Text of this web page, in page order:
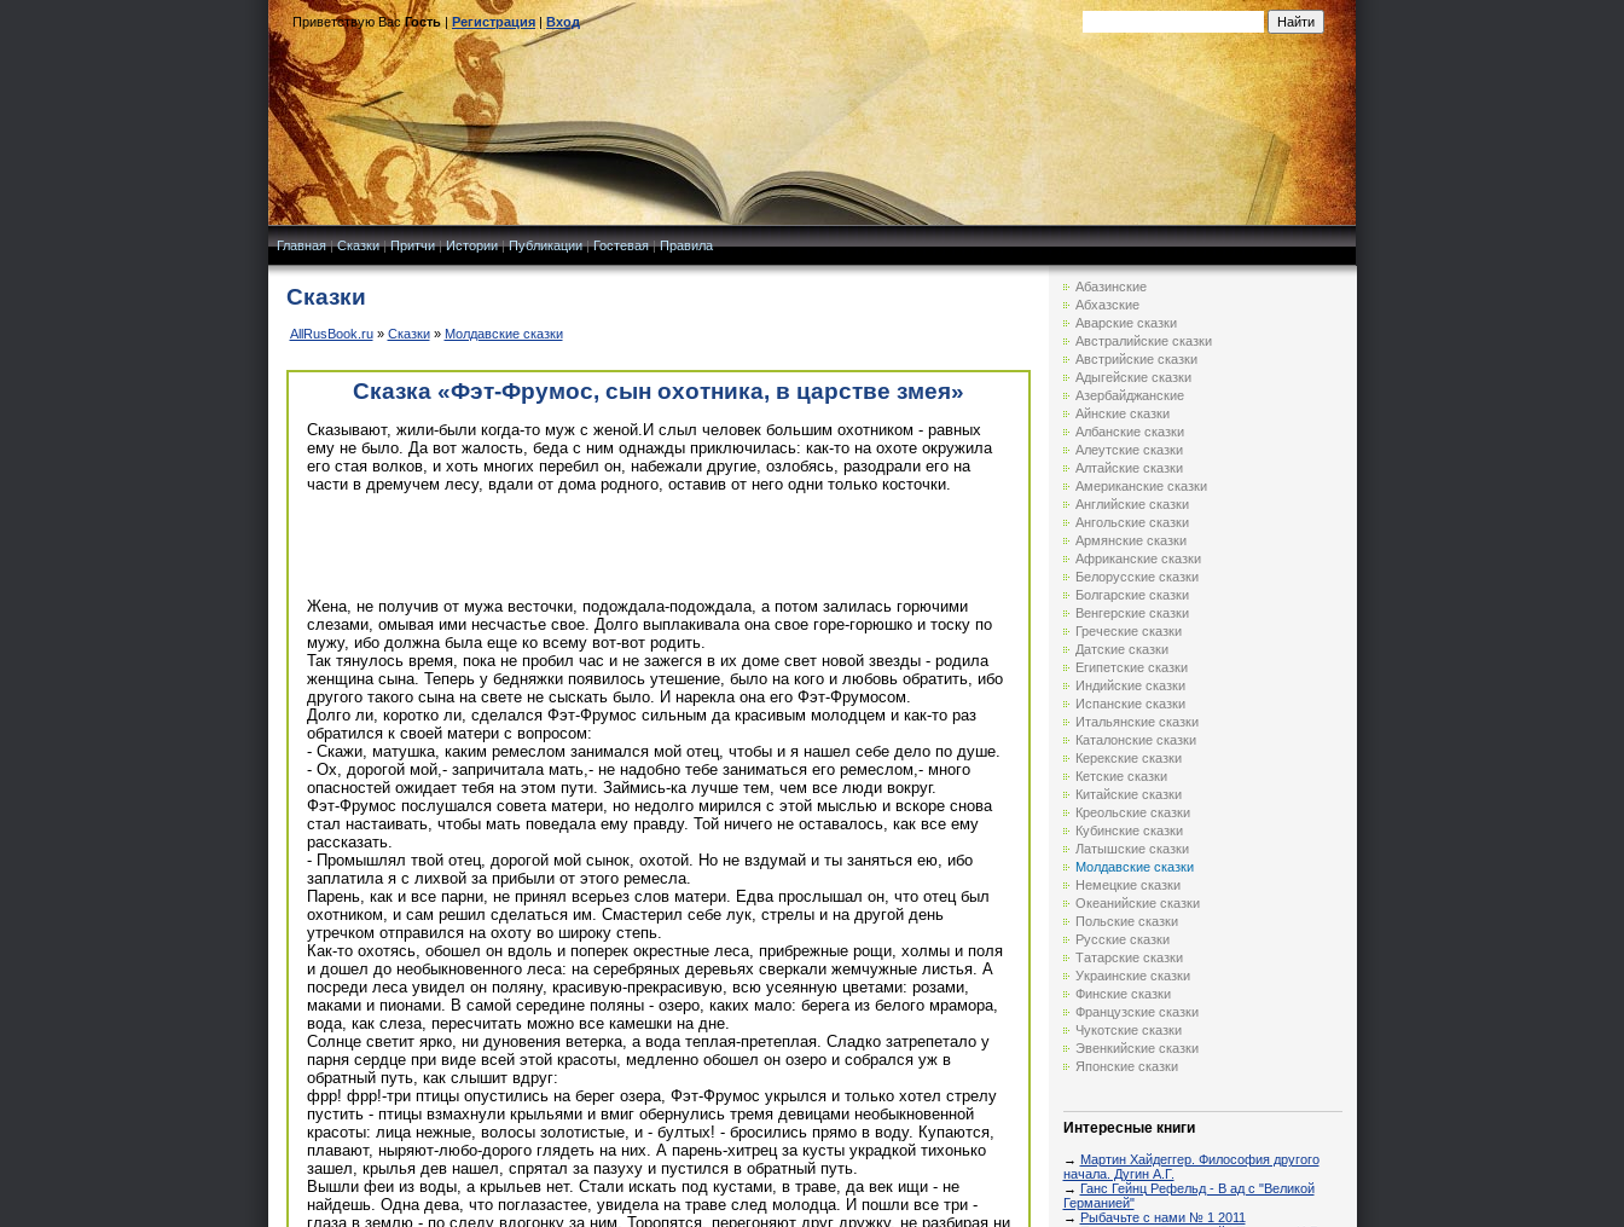
Приветствую Вас Гость|Регистрация|Вход
Главная|Сказки|Притчи|Истории|Публикации|Гостевая|Правила
Сказки
AllRusBook.ru» Сказки» Молдавские сказки
Сказка «Фэт-Фрумос, сын охотника, в царстве змея»
Сказывают, жили-были когда-то муж с женой.И слыл человек большим охотником - равных
ему не было. Да вот жалость, беда с ним однажды приключилась: как-то на охоте окружила
его стая волков, и хоть многих перебил он, набежали другие, озлобясь, разодрали его на
части в дремучем лесу, вдали от дома родного, оставив от него одни только косточки.
Жена, не получив от мужа весточки, подождала-подождала, а потом залилась горючими
слезами, омывая ими несчастье свое. Долго выплакивала она свое горе-горюшко и тоску по
мужу, ибо должна была еще ко всему вот-вот родить.
Так тянулось время, пока не пробил час и не зажегся в их доме свет новой звезды - родила
женщина сына. Теперь у бедняжки появилось утешение, было на кого и любовь обратить, ибо
другого такого сына на свете не сыскать было. И нарекла она его Фэт-Фрумосом.
Долго ли, коротко ли, сделался Фэт-Фрумос сильным да красивым молодцем и как-то раз
обратился к своей матери с вопросом:
- Скажи, матушка, каким ремеслом занимался мой отец, чтобы и я нашел себе дело по душе.
- Ox, дорогой мой,- запричитала мать,- не надобно тебе заниматься его ремеслом,- много
опасностей ожидает тебя на этом пути. Займись-ка лучше тем, чем все люди вокруг.
Фэт-Фрумос послушался совета матери, но недолго мирился с этой мыслью и вскоре снова
стал настаивать, чтобы мать поведала ему правду. Той ничего не оставалось, как все ему
рассказать.
- Промышлял твой отец, дорогой мой сынок, охотой. Но не вздумай и ты заняться ею, ибо
заплатила я с лихвой за прибыли от этого ремесла.
Парень, как и все парни, не принял всерьез слов матери. Едва прослышал он, что отец был
охотником, и сам решил сделаться им. Смастерил себе лук, стрелы и на другой день
утречком отправился на охоту во широку степь.
Как-то охотясь, обошел он вдоль и поперек окрестные леса, прибрежные рощи, холмы и поля
и дошел до необыкновенного леса: на серебряных деревьях сверкали жемчужные листья. А
посреди леса увидел он поляну, красивую-прекрасивую, всю усеянную цветами: розами,
маками и пионами. В самой середине поляны - озеро, каких мало: берега из белого мрамора,
вода, как слеза, пересчитать можно все камешки на дне.
Солнце светит ярко, ни дуновения ветерка, а вода теплая-претеплая. Сладко затрепетало у
парня сердце при виде всей этой красоты, медленно обошел он озеро и собрался уж в
обратный путь, как слышит вдруг:
фрр! фрр!-три птицы опустились на берег озера, Фэт-Фрумос укрылся и только хотел стрелу
пустить - птицы взмахнули крыльями и вмиг обернулись тремя девицами необыкновенной
красоты: лица нежные, волосы золотистые, и - бултых! - бросились прямо в воду. Купаются,
плавают, ныряют-любо-дорого глядеть на них. А парень-хитрец за кусты украдкой тихонько
зашел, крылья дев нашел, спрятал за пазуху и пустился в обратный путь.
Вышли феи из воды, а крыльев нет. Стали искать под кустами, в траве, да век ищи - не
найдешь. Одна дева, что поглазастее, увидела на траве след молодца. И пошли все три -
глаза в землю - по следу вдогонку за ним. Торопятся, перегоняют друг дружку, не разбирая ни
Абазинские
Абхазские
Аварские сказки
Австралийские сказки
Австрийские сказки
Адыгейские сказки
Азербайджанские
Айнские сказки
Албанские сказки
Алеутские сказки
Алтайские сказки
Американские сказки
Английские сказки
Ангольские сказки
Армянские сказки
Африканские сказки
Белорусские сказки
Болгарские сказки
Венгерские сказки
Греческие сказки
Датские сказки
Египетские сказки
Индийские сказки
Испанские сказки
Итальянские сказки
Каталонские сказки
Керекские сказки
Кетские сказки
Китайские сказки
Креольские сказки
Кубинские сказки
Латышские сказки
Молдавские сказки
Немецкие сказки
Океанийские сказки
Польские сказки
Русские сказки
Татарские сказки
Украинские сказки
Финские сказки
Французские сказки
Чукотские сказки
Эвенкийские сказки
Японские сказки
Интересные книги
→ Мартин Хайдеггер. Философия другого
начала. Дугин А.Г.
→ Ганс Гейнц Рефельд - В ад с "Великой
Германией"
→ Рыбачьте с нами № 1 2011